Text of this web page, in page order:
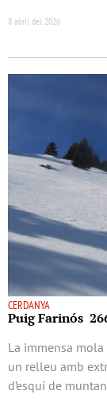
8 abril del 2026
CERDANYA
Puig Farinós
La immensa
un relleu amb
d’esquí de